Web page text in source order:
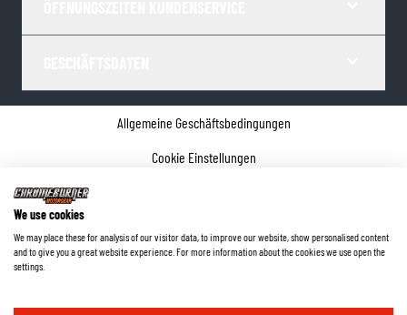
Allgemeine Geschäftsbedingungen
Cookie Einstellungen
©2026ChromeBurner - Alle Rechte vorbehalten.
We use cookies
We may place these for analysis of our visitor data, to improve our website, show personalised content
and to give you a great website experience. For more information about the cookies we use open the
settings.